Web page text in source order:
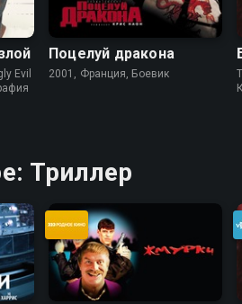
Evil
Поцелуй дракона
2001, Франция, Боевик
Триллер